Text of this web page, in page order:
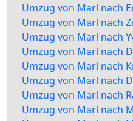
Umzug von Marl nach
Umzug von Marl nach
Umzug von Marl nach
Umzug von Marl nach
Umzug von Marl nach
Umzug von Marl nach
Umzug von Marl nach
Umzug von Marl nach